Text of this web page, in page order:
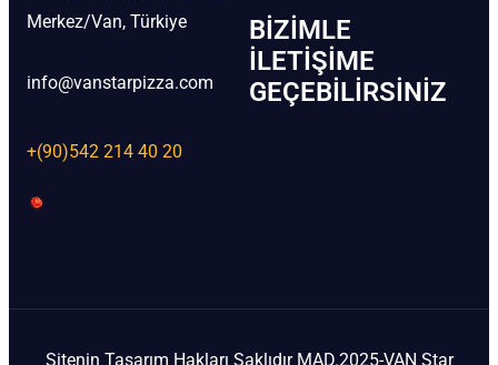
Merkez/Van, Türkiye
info@vanstarpizza.com
+(90)542 214 40 20
BIZIMLE
İLETIŞIME
GEÇEBILIRSINIZ
Sitenin Tasarım Hakları Saklıdır MAD.2025-VAN Star